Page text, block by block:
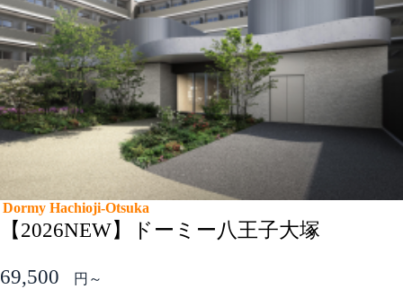
Dormy Hachioji-Otsuka
【2026NEW】ドーミー八王子大塚
69,500 円～